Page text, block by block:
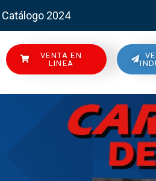
Catálogo 2024
VENTA EN
LINEA